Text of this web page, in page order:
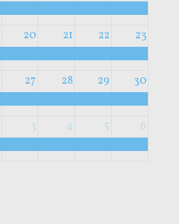
20 21 22 23
27 28 29 30
3 4 5 6